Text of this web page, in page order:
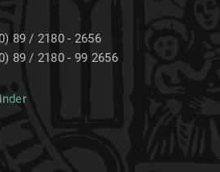
89 / 2180 - 2656
89 / 2180 - 99 2656